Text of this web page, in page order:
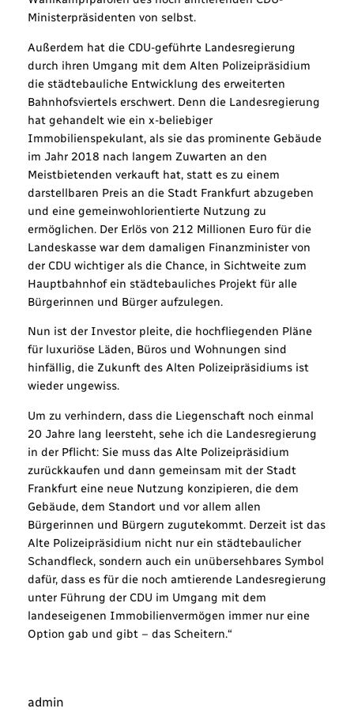
Ministerpräsidenten von selbst.
Außerdem hat die CDU-geführte Landesregierung
durch ihren Umgang mit dem Alten Polizeipräsidium
die städtebauliche Entwicklung des erweiterten
Bahnhofsviertels erschwert. Denn die Landesregierung
hat gehandelt wie ein x-beliebiger
Immobilienspekulant, als sie das prominente Gebäude
im Jahr 2018 nach langem Zuwarten an den
Meistbietenden verkauft hat, statt es zu einem
darstellbaren Preis an die Stadt Frankfurt abzugeben
und eine gemeinwohlorientierte Nutzung zu
ermöglichen. Der Erlös von 212 Millionen Euro für die
Landeskasse war dem damaligen Finanzminister von
der CDU wichtiger als die Chance, in Sichtweite zum
Hauptbahnhof ein städtebauliches Projekt für alle
Bürgerinnen und Bürger aufzulegen.
Nun ist der Investor pleite, die hochfliegenden Pläne
für luxuriöse Läden, Büros und Wohnungen sind
hinfällig, die Zukunft des Alten Polizeipräsidiums ist
wieder ungewiss.
Um zu verhindern, dass die Liegenschaft noch einmal
20 Jahre lang leersteht, sehe ich die Landesregierung
in der Pflicht: Sie muss das Alte Polizeipräsidium
zurückkaufen und dann gemeinsam mit der Stadt
Frankfurt eine neue Nutzung konzipieren, die dem
Gebäude, dem Standort und vor allem allen
Bürgerinnen und Bürgern zugutekommt. Derzeit ist das
Alte Polizeipräsidium nicht nur ein städtebaulicher
Schandfleck, sondern auch ein unübersehbares Symbol
dafür, dass es für die noch amtierende Landesregierung
unter Führung der CDU im Umgang mit dem
landeseigenen Immobilienvermögen immer nur eine
Option gab und gibt – das Scheitern.“
admin